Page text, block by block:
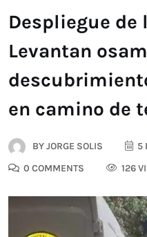
Despliegue de
Levantan
en camino de
BYJORGE SOLIS
5
0 COMMENTS
126